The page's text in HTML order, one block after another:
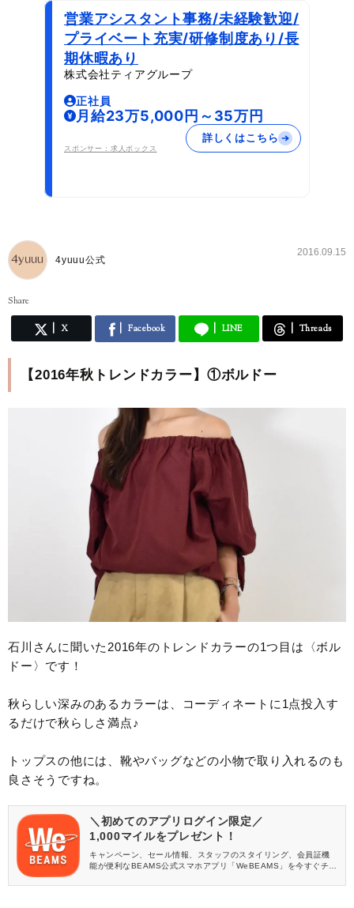
営業アシスタント事務/未経験歓迎/
プライベート充実/研修制度あり/長
期休暇あり
株式会社ティアグループ
正社員
月給23万5,000円～35万円
スポンサー：求人ボックス
詳しくはこちら
4yuuu公式
2016.09.15
Share
X Facebook LINE Threads
【2016年秋トレンドカラー】①ボルドー
石川さんに聞いた2016年のトレンドカラーの1つ目は〈ボル
ドー〉です！
秋らしい深みのあるカラーは、コーディネートに1点投入す
るだけで秋らしさ満点♪
トップスの他には、靴やバッグなどの小物で取り入れるのも
良さそうですね。
＼初めてのアプリログイン限定／
1,000マイルをプレゼント！
キャンペーン、セール情報、スタッフのスタイリング、会員証機
能が便利なBEAMS公式スマホアプリ「WeBEAMS」を今すぐチェ